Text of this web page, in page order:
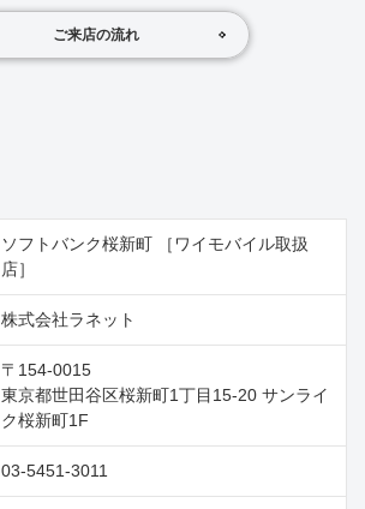
ご来店の流れ
ソフトバンク桜新町 ［ワイモバイル取扱
店］
株式会社ラネット
〒154-0015
東京都世田谷区桜新町1丁目15‐20 サンライ
ク桜新町1F
03-5451-3011